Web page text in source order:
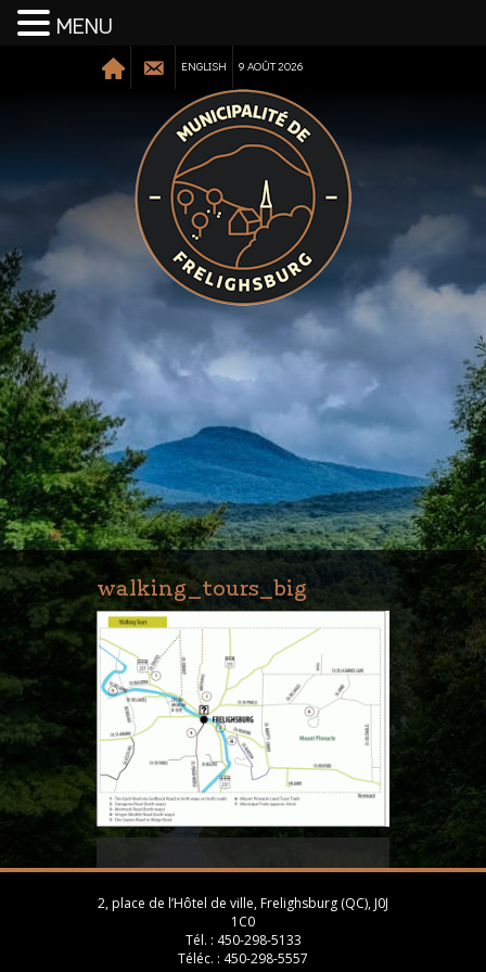
ENGLISH 9 AOÛT 2026
walking_tours_big
2, place de l’Hôtel de ville, Frelighsburg (QC), J0J
1C0
Tél. : 450-298-5133
Téléc. : 450-298-5557
MENU